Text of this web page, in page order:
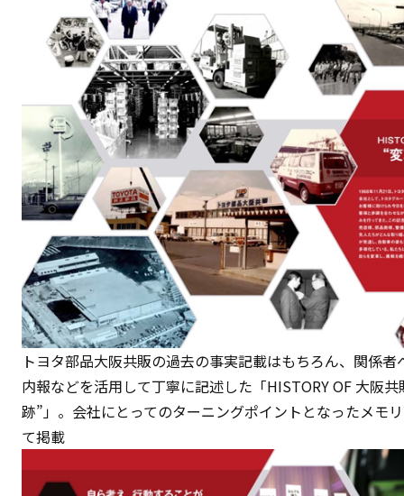
トヨタ部品大阪共販の過去の事実記載はもちろん、関係者
内報などを活用して丁寧に記述した「HISTORY OF 大阪
跡”」。会社にとってのターニングポイントとなったメモ
て掲載